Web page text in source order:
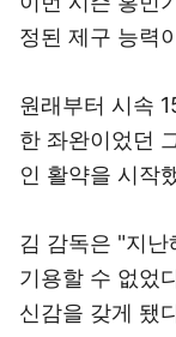
정된 제구 능력
원래부터 시속
한 좌완이었던
인 활약을 시작
김 감독은 "지난
기용할 수 없었
신감을 갖게 됐